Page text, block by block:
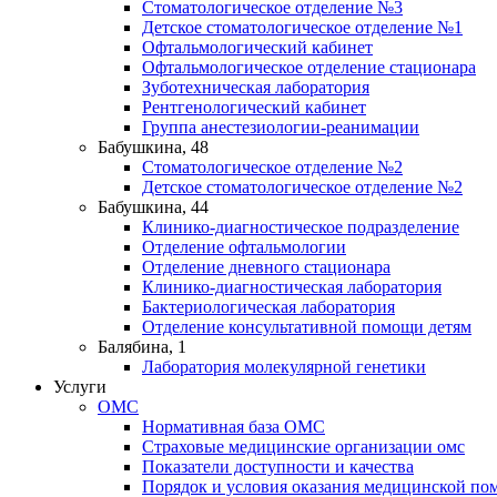
Стоматологическое отделение №3
Детское стоматологическое отделение №1
Офтальмологический кабинет
Офтальмологическое отделение стационара
Зуботехническая лаборатория
Рентгенологический кабинет
Группа анестезиологии-реанимации
Бабушкина, 48
Стоматологическое отделение №2
Детское стоматологическое отделение №2
Бабушкина, 44
Клинико-диагностическое подразделение
Отделение офтальмологии
Отделение дневного стационара
Клинико-диагностическая лаборатория
Бактериологическая лаборатория
Отделение консультативной помощи детям
Балябина, 1
Лаборатория молекулярной генетики
Услуги
ОМС
Нормативная база ОМС
Страховые медицинские организации омс
Показатели доступности и качества
Порядок и условия оказания медицинской